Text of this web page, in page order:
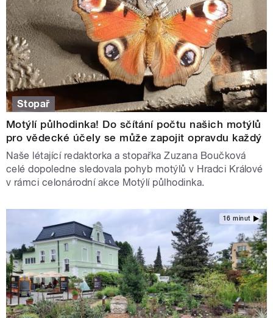
Stopař
Motýlí půlhodinka! Do sčítání počtu našich motýlů
pro vědecké účely se může zapojit opravdu každý
Naše létající redaktorka a stopařka Zuzana Boučková
celé dopoledne sledovala pohyb motýlů v Hradci Králové
v rámci celonárodní akce Motýlí půlhodinka.
16 minut